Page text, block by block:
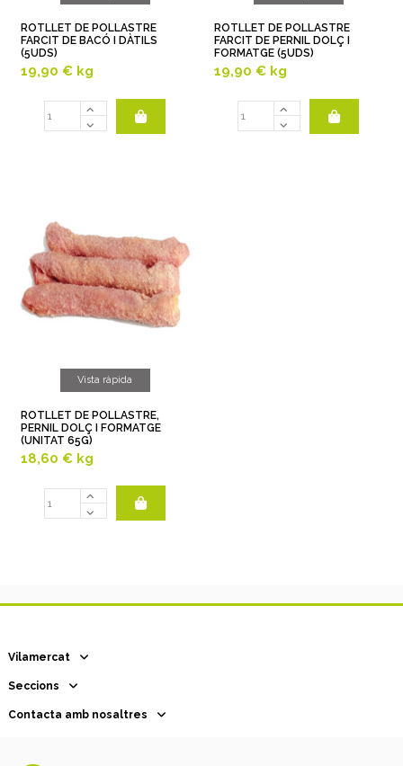
ROTLLET DE POLLASTRE
FARCIT DE BACÓ I DÀTILS
(5UDS)
19,90 € kg
ROTLLET DE POLLASTRE
FARCIT DE PERNIL DOLÇ I
FORMATGE (5UDS)
19,90 € kg
Vista ràpida
ROTLLET DE POLLASTRE,
PERNIL DOLÇ I FORMATGE
(UNITAT 65G)
18,60 € kg
Vilamercat
Seccions
Contacta amb nosaltres